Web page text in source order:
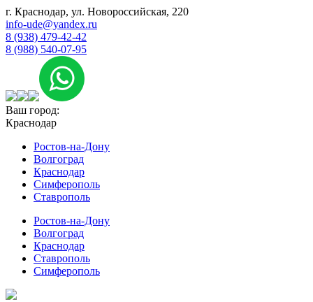
г. Краснодар, ул. Новороссийская, 220
info-ude@yandex.ru
8 (938) 479-42-42
8 (988) 540-07-95
Ваш город:
Краснодар
Ростов-на-Дону
Волгоград
Краснодар
Симферополь
Ставрополь
Ростов-на-Дону
Волгоград
Краснодар
Ставрополь
Симферополь